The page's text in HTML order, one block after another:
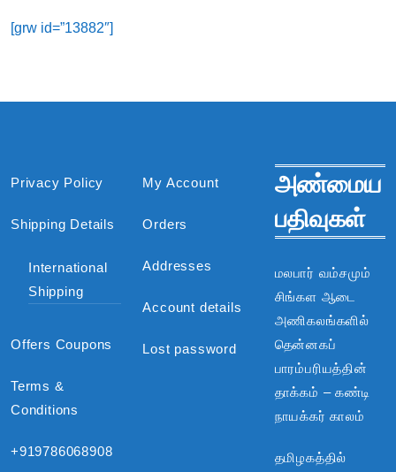
[grw id=”13882″]
Privacy Policy
Shipping Details
International
Shipping
Offers Coupons
Terms &
Conditions
+919786068908
My Account
Orders
Addresses
Account details
Lost password
அண்மைய
பதிவுகள்
மலபார் வம்சமும்
சிங்கள ஆடை
அணிகலங்களில்
தென்னகப்
பாரம்பரியத்தின்
தாக்கம் – கண்டி
நாயக்கர் காலம்
தமிழகத்தில்